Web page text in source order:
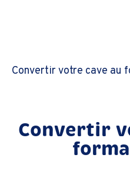
Convertir votre cave au
Convertir